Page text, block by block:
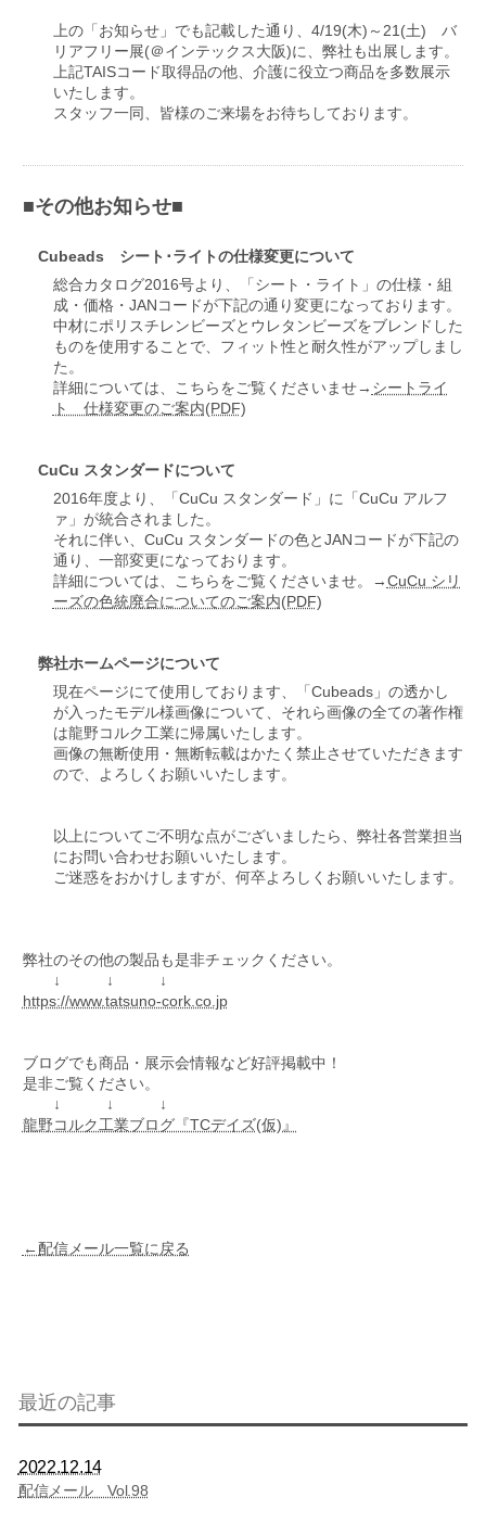
上の「お知らせ」でも記載した通り、4/19(木)～21(土) バ
リアフリー展(＠インテックス大阪)に、弊社も出展します。
上記TAISコード取得品の他、介護に役立つ商品を多数展示
いたします。
スタッフ一同、皆様のご来場をお待ちしております。
■その他お知らせ■
Cubeads シート･ライトの仕様変更について
総合カタログ2016号より、「シート・ライト」の仕様・組
成・価格・JANコードが下記の通り変更になっております。
中材にポリスチレンビーズとウレタンビーズをブレンドした
ものを使用することで、フィット性と耐久性がアップしまし
た。
詳細については、こちらをご覧くださいませ→ シートライ
ト 仕様変更のご案内(PDF)
CuCu スタンダードについて
2016年度より、「CuCu スタンダード」に「CuCu アルフ
ァ」が統合されました。
それに伴い、CuCu スタンダードの色とJANコードが下記の
通り、一部変更になっております。
詳細については、こちらをご覧くださいませ。→CuCu シリ
ーズの色統廃合についてのご案内(PDF)
弊社ホームページについて
現在ページにて使用しております、「Cubeads」の透かし
が入ったモデル様画像について、それら画像の全ての著作権
は龍野コルク工業に帰属いたします。
画像の無断使用・無断転載はかたく禁止させていただきます
ので、よろしくお願いいたします。
以上についてご不明な点がございましたら、弊社各営業担当
にお問い合わせお願いいたします。
ご迷惑をおかけしますが、何卒よろしくお願いいたします。
弊社のその他の製品も是非チェックください。
↓ ↓ ↓
https://www.tatsuno-cork.co.jp
ブログでも商品・展示会情報など好評掲載中！
是非ご覧ください。
↓ ↓ ↓
龍野コルク工業ブログ『TCデイズ(仮)』
←配信メール一覧に戻る
最近の記事
2022.12.14
配信メール Vol.98